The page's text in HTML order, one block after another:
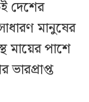
দেশের
মানুষের
পাশে